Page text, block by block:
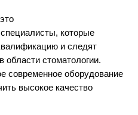
которые
и следят
стоматологии.
современное оборудование
высокое качество